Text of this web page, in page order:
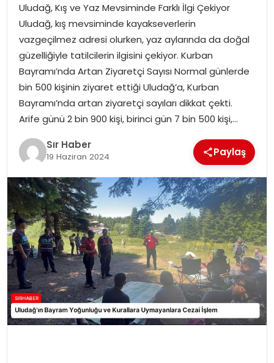
SIYASET
EĞITIM
YAŞAM
Uludağ, Kış ve Yaz Mevsiminde Farklı İlgi Çekiyor
Uludağ, kış mevsiminde kayakseverlerin
vazgeçilmez adresi olurken, yaz aylarında da doğal
güzelliğiyle tatilcilerin ilgisini çekiyor. Kurban
Bayramı’nda Artan Ziyaretçi Sayısı Normal günlerde
bin 500 kişinin ziyaret ettiği Uludağ’a, Kurban
Bayramı’nda artan ziyaretçi sayıları dikkat çekti.
Arife günü 2 bin 900 kişi, birinci gün 7 bin 500 kişi,…
Sır Haber
19 Haziran 2024 Paylaş